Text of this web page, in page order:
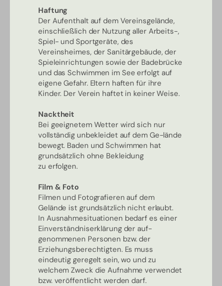
Haftung
Der Aufenthalt auf dem Vereinsgelände,
einschließlich der Nutzung aller Arbeits-,
Spiel- und Sportgeräte, des
Vereinsheimes, der Sanitärgebäude, der
Spieleinrichtungen sowie der Badebrücke
und das Schwimmen im See erfolgt auf
eigene Gefahr. Eltern haften für ihre
Kinder. Der Verein haftet in keiner Weise.
Nacktheit
Bei geeignetem Wetter wird sich nur
vollständig unbekleidet auf dem Ge-lände
bewegt. Baden und Schwimmen hat
grundsätzlich ohne Bekleidung
zu erfolgen.
Film & Foto
Filmen und Fotografieren auf dem
Gelände ist grundsätzlich nicht erlaubt.
In Ausnahmesituationen bedarf es einer
Einverständniserklärung der auf-
genommenen Personen bzw. der
Erziehungsberechtigten. Es muss
eindeutig geregelt sein, wo und zu
welchem Zweck die Aufnahme verwendet
bzw. veröffentlicht werden darf.